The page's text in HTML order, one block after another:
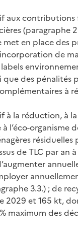
aux
(paragraphe
met en place
de
que des
à
à la réduction, à
à l’éco-
de TLC par
3.3.) ; de
2029 et 165 kt,
maximum des